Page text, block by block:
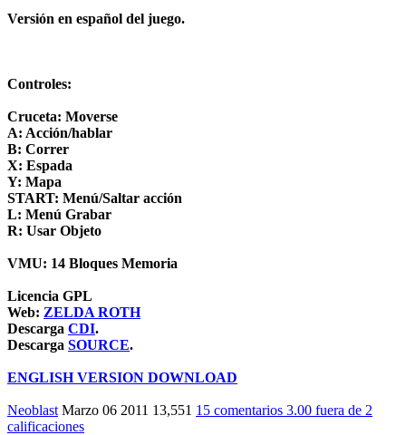
Versión en español del juego.
Controles:
Cruceta: Moverse
A: Acción/hablar
B: Correr
X: Espada
Y: Mapa
START: Menú/Saltar acción
L: Menú Grabar
R: Usar Objeto
VMU: 14 Bloques Memoria
Licencia GPL
Web: ZELDA ROTH
Descarga CDI.
Descarga SOURCE.
ENGLISH VERSION DOWNLOAD
Neoblast Marzo 06 2011 13,551 15 comentarios 3.00 fuera de 2
calificaciones